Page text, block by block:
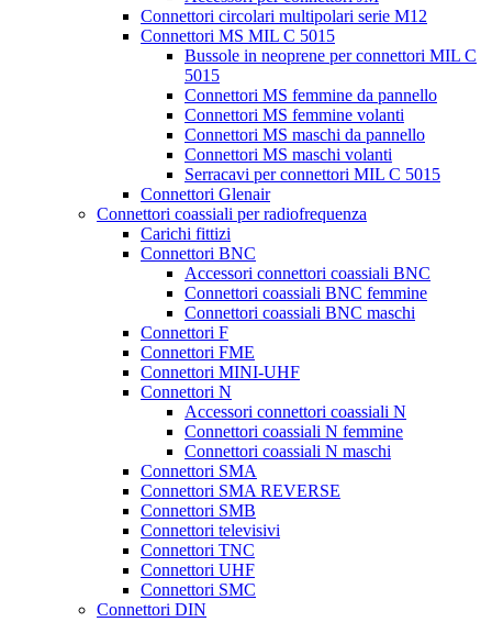
Connettori circolari multipolari serie M12
Connettori MS MIL C 5015
Bussole in neoprene per connettori MIL C
5015
Connettori MS femmine da pannello
Connettori MS femmine volanti
Connettori MS maschi da pannello
Connettori MS maschi volanti
Serracavi per connettori MIL C 5015
Connettori Glenair
Connettori coassiali per radiofrequenza
Carichi fittizi
Connettori BNC
Accessori connettori coassiali BNC
Connettori coassiali BNC femmine
Connettori coassiali BNC maschi
Connettori F
Connettori FME
Connettori MINI-UHF
Connettori N
Accessori connettori coassiali N
Connettori coassiali N femmine
Connettori coassiali N maschi
Connettori SMA
Connettori SMA REVERSE
Connettori SMB
Connettori televisivi
Connettori TNC
Connettori UHF
Connettori SMC
Connettori DIN